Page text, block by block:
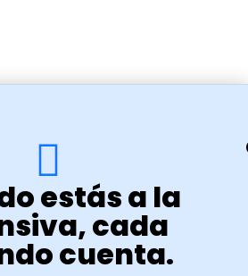
estás a la
cada
cuenta.